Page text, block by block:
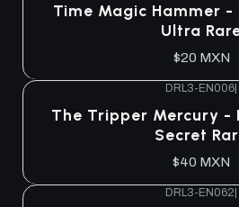
Time Magic Hammer -
Ultra
$20 MXN
DRL3-EN006
The Tripper Mercury -
Secret
$40 MXN
DRL3-EN062|